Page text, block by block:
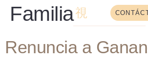
Familia
Renuncia a